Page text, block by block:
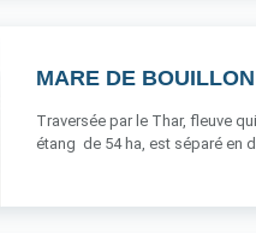
MARE DE BOUILLON
Traversée par le Thar, fleuve
étang de 54 ha, est séparé en